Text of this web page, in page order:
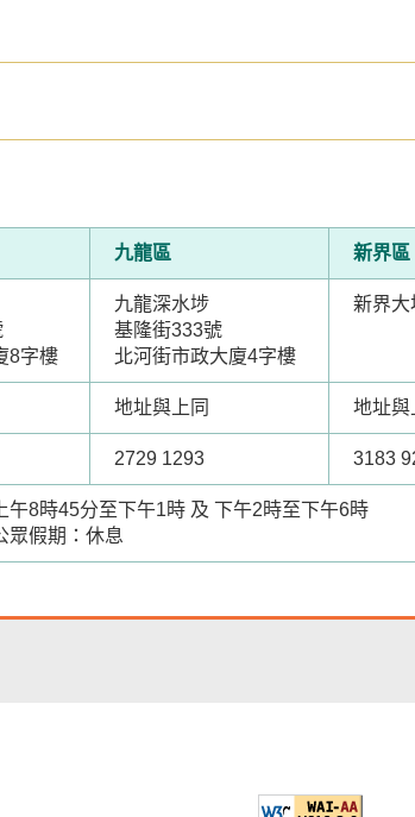
九龍區 新界區
8字樓
九龍深水埗
基隆街333號
北河街市政大廈4字樓
新界大
地址與上同 地址與
2729 1293 3183
午8時45分至下午1時 及 下午2時至下午6時
眾假期：休息